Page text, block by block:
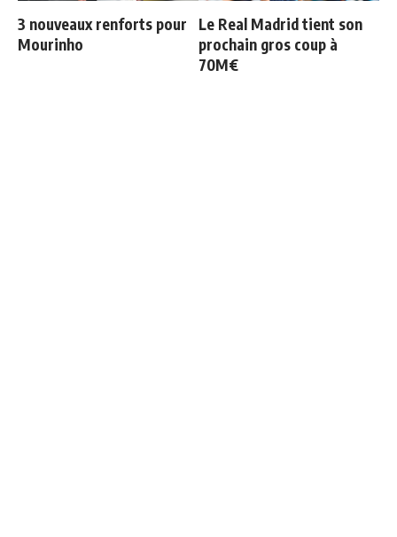
3 nouveaux renforts pour
Mourinho
Le Real Madrid tient son
prochain gros coup à
70M€